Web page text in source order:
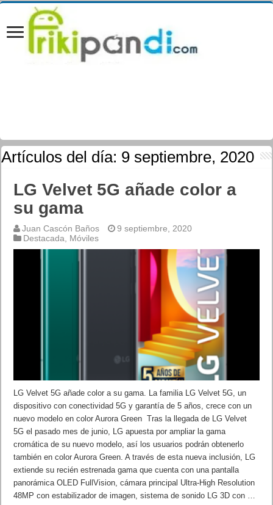
Artículos del día: 9 septiembre, 2020
LG Velvet 5G añade color a
su gama
Juan Cascón Baños
9 septiembre, 2020
Destacada
Móviles
LG Velvet 5G añade color a su gama. La familia LG Velvet 5G, un
dispositivo con conectividad 5G y garantía de 5 años, crece con un
nuevo modelo en color Aurora Green Tras la llegada de LG Velvet
5G el pasado mes de junio, LG apuesta por ampliar la gama
cromática de su nuevo modelo, así los usuarios podrán obtenerlo
también en color Aurora Green. A través de esta nueva inclusión, LG
extiende su recién estrenada gama que cuenta con una pantalla
panorámica OLED FullVision, cámara principal Ultra-High Resolution
48MP con estabilizador de imagen, sistema de sonido LG 3D con …